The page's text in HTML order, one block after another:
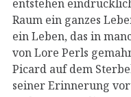
entstehen
Raum ein ganzes
ein Leben, das in
von Lore Perls
Picard auf dem
seiner Erinnerung